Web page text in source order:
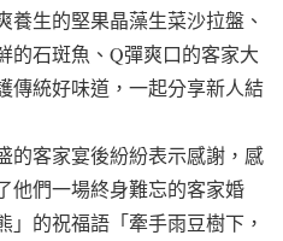
養生的堅果晶藻生菜沙拉盤、
的石斑魚、Q彈爽口的客家大
傳統好味道，一起分享新人結
的客家宴後紛紛表示感謝，感
他們一場終身難忘的客家婚
的祝福語「牽手雨豆樹下，